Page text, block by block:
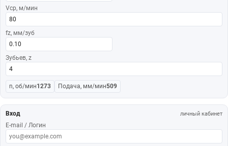
Vср, м/мин
fz, мм/зуб
Зубьев, z
n, об/мин1273 Подача, мм/мин509
Вход личный кабинет
E-mail / Логин